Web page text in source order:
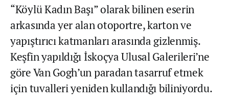
“Köylü Kadın Başı” olarak bilinen eserin
arkasında yer alan otoportre, karton ve
yapıştırıcı katmanları arasında gizlenmiş.
Keşfin yapıldığı İskoçya Ulusal Galerileri’ne
göre Van Gogh’un paradan tasarruf etmek
için tuvalleri yeniden kullandığı biliniyordu.